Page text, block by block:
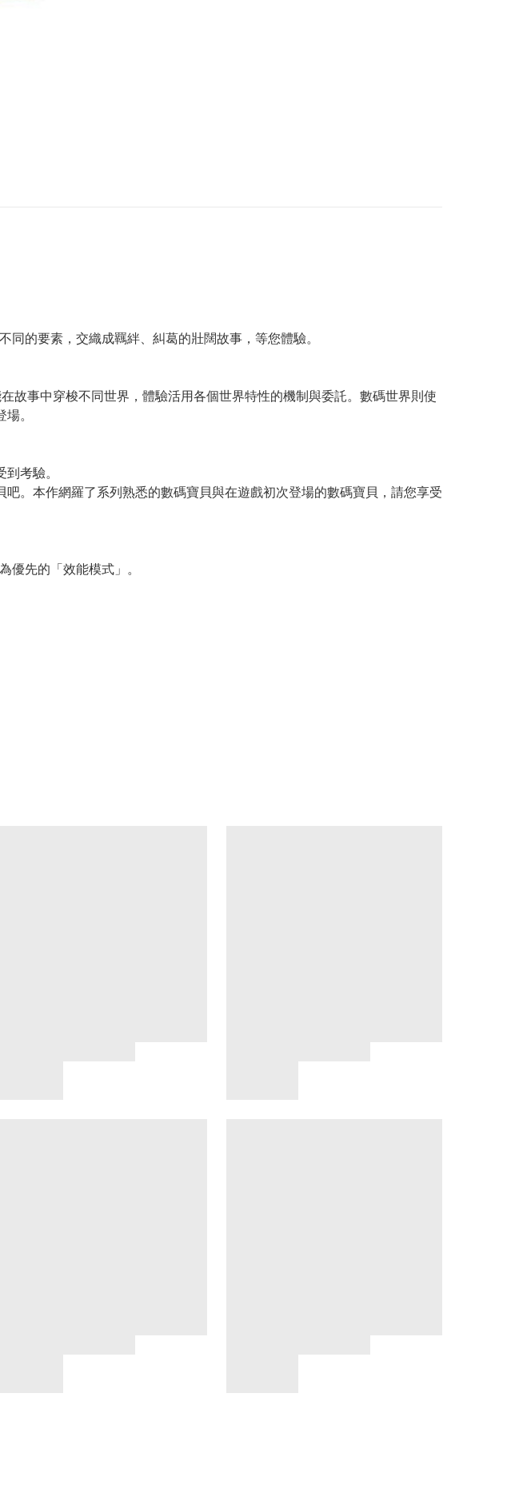
的要素，交織成羈絆、糾葛的壯闊故事，等您體驗。
故事中穿梭不同世界，體驗活用各個世界特性的機制與委託。數碼世界則使
。
考驗。
。本作網羅了系列熟悉的數碼寶貝與在遊戲初次登場的數碼寶貝，請您享受
優先的「效能模式」。